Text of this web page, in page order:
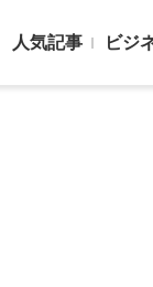
人気記事 ビジ